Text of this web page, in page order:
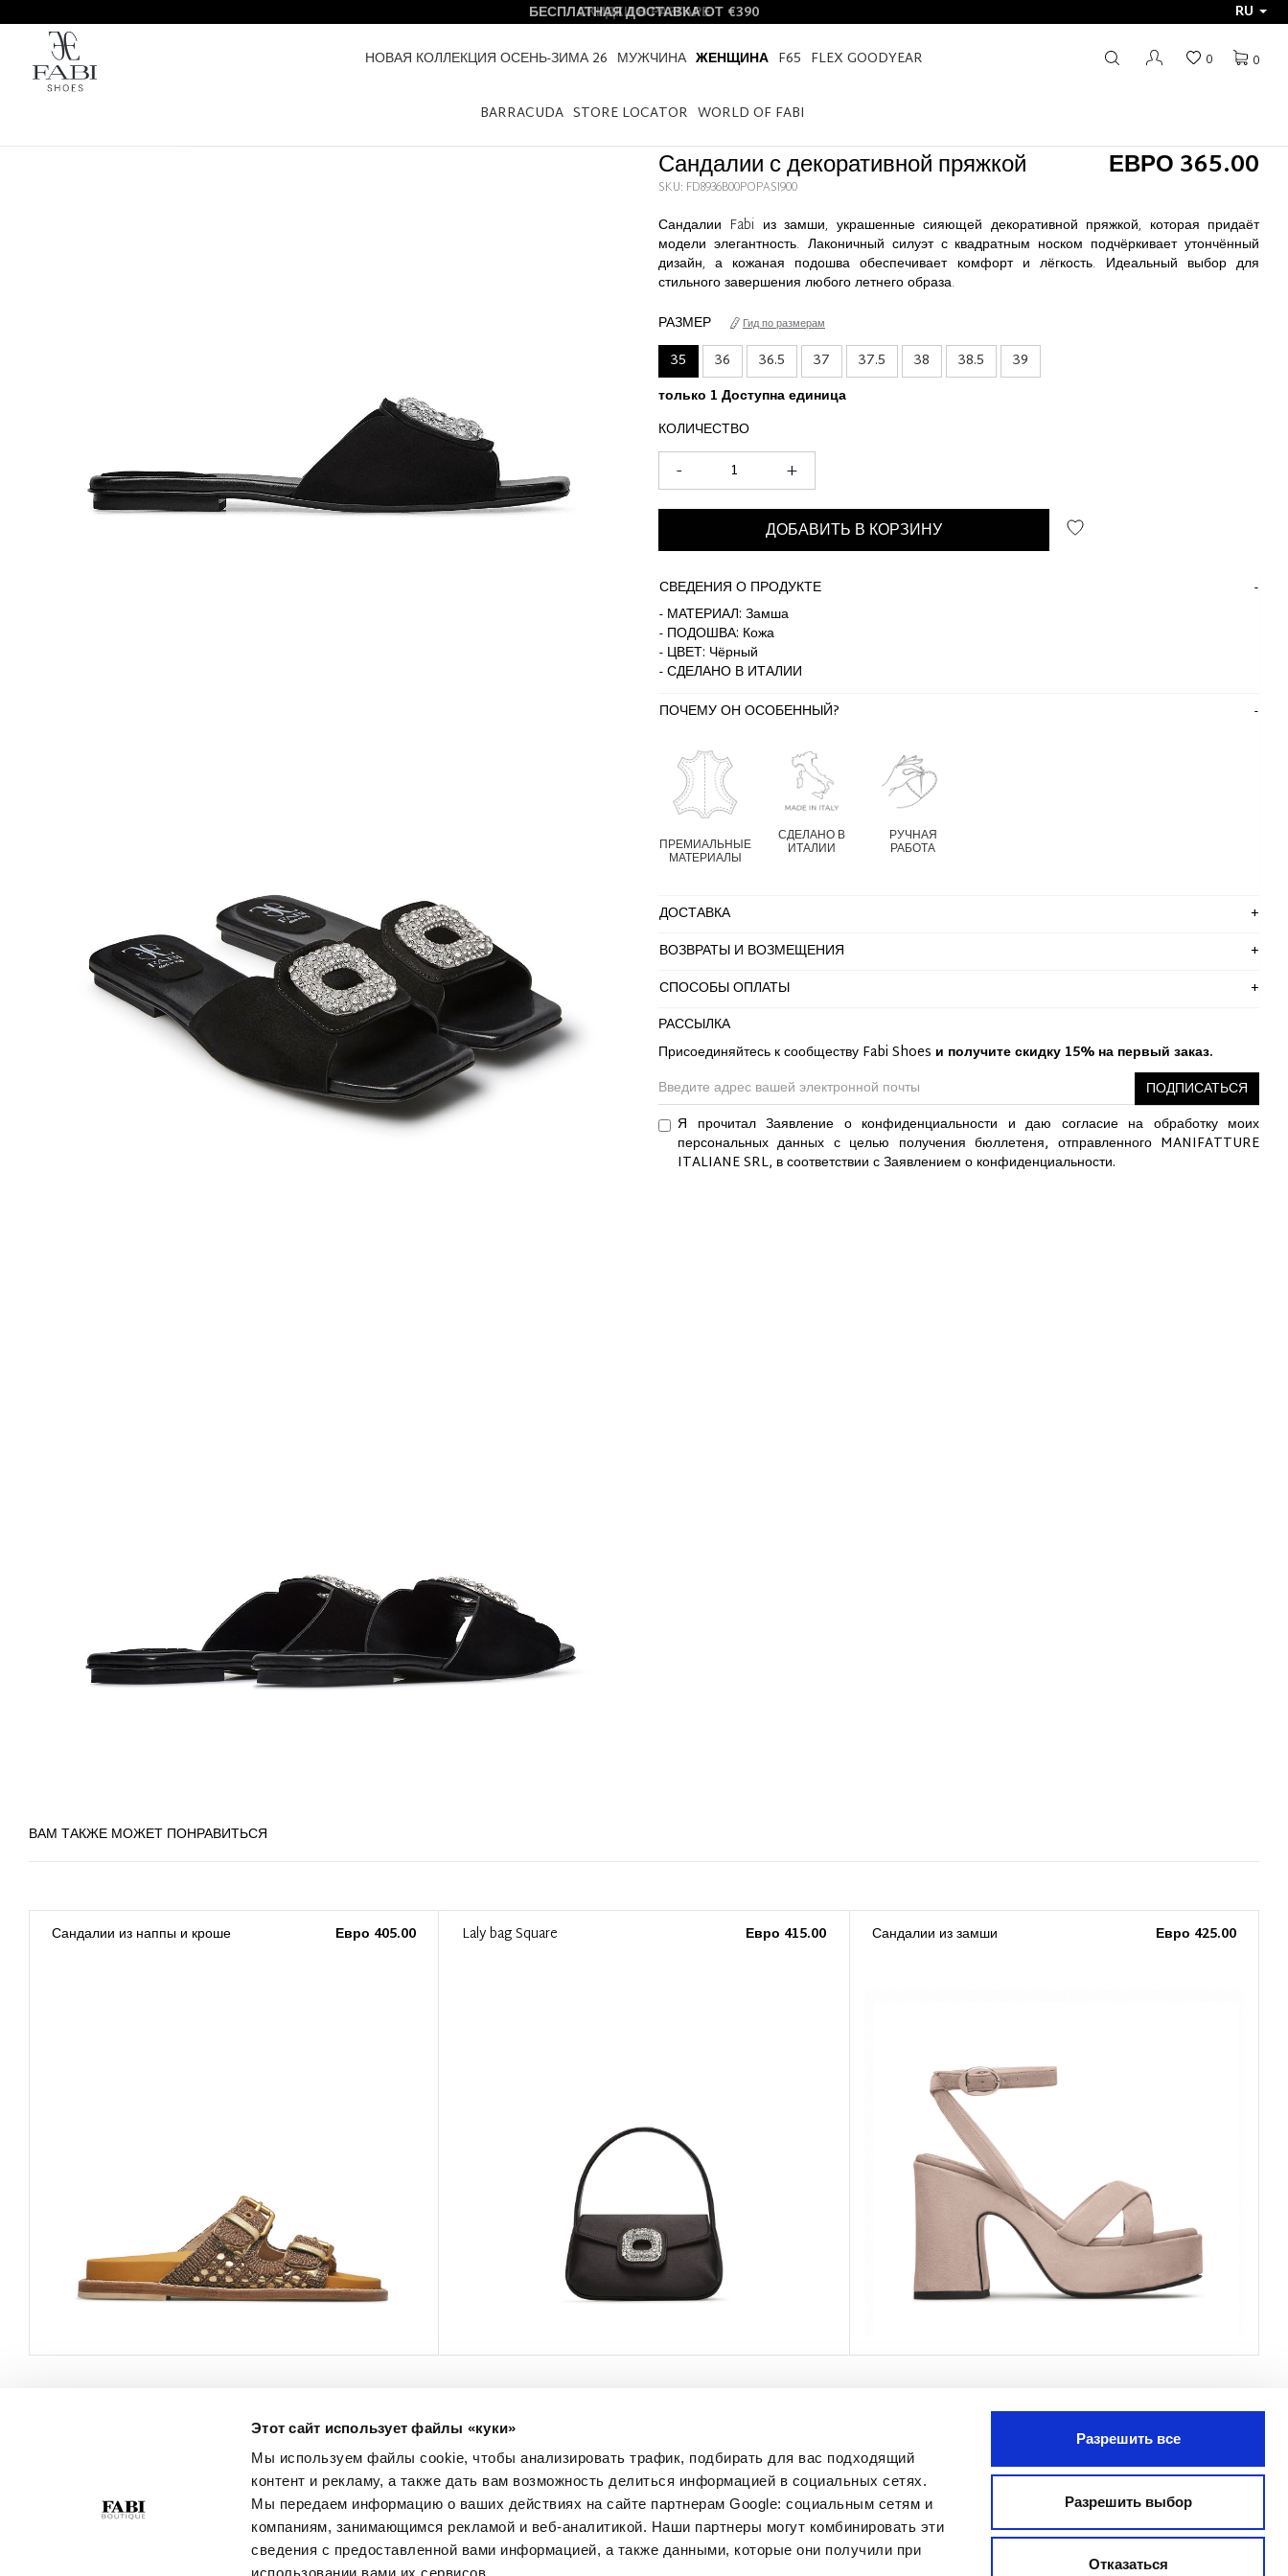
Этот сайт использует файлы «куки»
Мы используем файлы cookie, чтобы анализировать трафик, подбирать для вас подходящий
контент и рекламу, а также дать вам возможность делиться информацией в социальных сетях.
Мы передаем информацию о ваших действиях на сайте партнерам Google: социальным сетям и
компаниям, занимающимся рекламой и веб-аналитикой. Наши партнеры могут комбинировать эти
сведения с предоставленной вами информацией, а также данными, которые они получили при
Разрешить все
Разрешить выбор
Отказаться
БЕСПЛАТНАЯ ДОСТАВКА ОТ €390
RU
НОВАЯ КОЛЛЕКЦИЯ ОСЕНЬ-ЗИМА 26 МУЖЧИНА ЖЕНЩИНА F65 FLEX GOODYEAR
BARRACUDA STORE LOCATOR WORLD OF FABI
0
0
HOME ЖЕНЩИНА САНДАЛИИ С ДЕКОРАТИВНОЙ ПРЯЖКОЙ
Сандалии с декоративной пряжкой ЕВРО 365.00
SKU: FD8936B00POPASI900
Сандалии Fabi из замши, украшенные сияющей декоративной пряжкой, которая придаёт
модели элегантность. Лаконичный силуэт с квадратным носком подчёркивает утончённый
дизайн, а кожаная подошва обеспечивает комфорт и лёгкость. Идеальный выбор для
стильного завершения любого летнего образа.
РАЗМЕР
Гид по размерам
35 36 36.5 37 37.5 38 38.5
39
только 1 Доступна единица
КОЛИЧЕСТВО
+
-
ДОБАВИТЬ В КОРЗИНУ
СВЕДЕНИЯ О ПРОДУКТЕ
- МАТЕРИАЛ: Замша
- ПОДОШВА: Кожа
- ЦВЕТ: Чёрный
- СДЕЛАНО В ИТАЛИИ
ПОЧЕМУ ОН ОСОБЕННЫЙ?
ПРЕМИАЛЬНЫЕ
МАТЕРИАЛЫ
СДЕЛАНО В
ИТАЛИИ
РУЧНАЯ
РАБОТА
ДОСТАВКА
ВОЗВРАТЫ И ВОЗМЕЩЕНИЯ
СПОСОБЫ ОПЛАТЫ
РАССЫЛКА
Присоединяйтесь к сообществу Fabi Shoes и получите скидку 15% на первый заказ.
ПОДПИСАТЬСЯ
Я прочитал Заявление о конфиденциальности и даю согласие на обработку моих
персональных данных с целью получения бюллетеня, отправленного MANIFATTURE
ITALIANE SRL, в соответствии с Заявлением о конфиденциальности.
ВАМ ТАКЖЕ МОЖЕТ ПОНРАВИТЬСЯ
Сандалии из наппы и кроше Евро 405.00 Laly bag Square Евро 415.00 Сандалии из замши Евро 425.00
Условия Покупки
Политика
Конфиденциальности
Политика В Отношении
Файлов Cookie
Best Of Fabi
МЫ В СОЦСЕТЯХ
Facebook
Instagram
Pinterest
Twitter
YouTube
ПОДПИСАТЬСЯ
Я прочитал Заявление о
конфиденциальности и даю согласие
на обработку моих персональных
данных с целью получения
бюллетеня, отправленного